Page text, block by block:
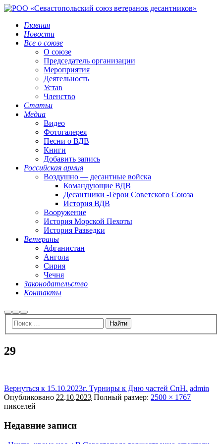
Главная
Новости
Все о союзе
О союзе
Председатель организации
Мероприятия
Деятельность
Устав
Членство
Статьи
Медиа
Видео
Фотогалерея
Песни о ВДВ
Книги
Добавить запись
Российская армия
Воздушно — десантные войска
Командующие ВДВ
Десантники -Герои Советского Союза
История ВДВ
Вооружение
История Морской Пехоты
История Разведки
Ветераны
Афганистан
Ангола
Сирия
Чечня
Законодательство
Контакты
НайтиБольше
информации
Главное
меню
29
Вернуться к 15.10.2023г. Турниры к Дню частей СпН. admin
Опубликовано 22.10.2023 Полный размер: 2500 × 1767
пикселей
Недавние записи